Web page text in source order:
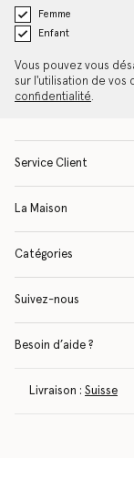
Femme
Enfant
Vous pouvez vous
sur l'utilisation de vos
confidentialité.
Service Client
La Maison
Catégories
Suivez-nous
Besoin d’aide ?
Livraison : Suisse